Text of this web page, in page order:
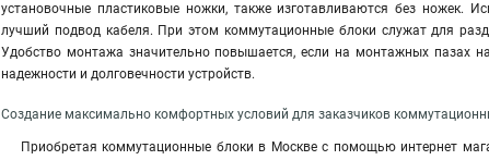
установочные пластиковые ножки, также изготавливаются без ножек.
лучший подвод кабеля. При этом коммутационные блоки служат для
Удобство монтажа значительно повышается, если на монтажных пазах
надежности и долговечности устройств.
Создание максимально комфортных условий для заказчиков
Приобретая коммутационные блоки в Москве с помощью интернет